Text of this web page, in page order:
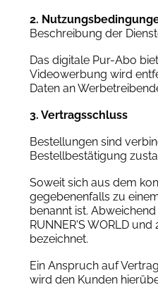
2.
Beschreibung der
Das digitale Pur-Abo
Videowerbung wird
Daten an
3. Vertragsschluss
Bestellungen sind
Bestellbestätigung
Soweit sich aus dem
gegebenenfalls zu
benannt ist.
RUNNER'S WORLD
bezeichnet.
Ein Anspruch auf
wird den Kunden